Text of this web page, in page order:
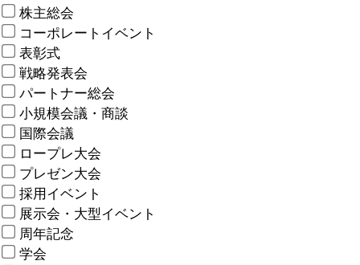
株主総会
コーポレートイベント
表彰式
戦略発表会
パートナー総会
小規模会議・商談
国際会議
ロープレ大会
プレゼン大会
採用イベント
展示会・大型イベント
周年記念
学会